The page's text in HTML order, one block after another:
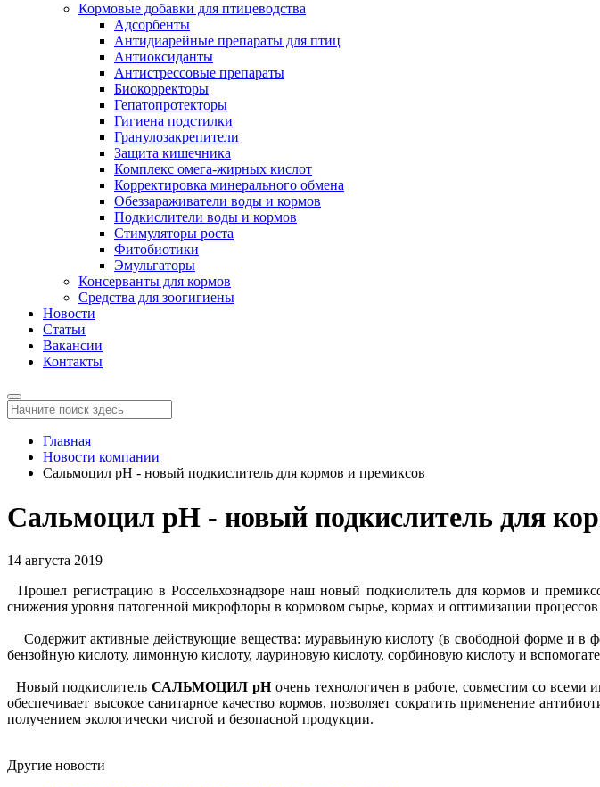
Кормовые добавки для птицеводства
Адсорбенты
Антидиарейные препараты для птиц
Антиоксиданты
Антистрессовые препараты
Биокорректоры
Гепатопротекторы
Гигиена подстилки
Гранулозакрепители
Защита кишечника
Комплекс омега-жирных кислот
Корректировка минерального обмена
Обеззараживатели воды и кормов
Подкислители воды и кормов
Стимуляторы роста
Фитобиотики
Эмульгаторы
Консерванты для кормов
Средства для зоогигиены
Новости
Статьи
Вакансии
Контакты
Главная
Новости компании
Сальмоцил pH - новый подкислитель для кормов и премиксов
Сальмоцил pH - новый подкислитель для
14 августа 2019
Прошел регистрацию в Россельхознадзоре наш новый подкислитель для кормов и
снижения уровня патогенной микрофлоры в кормовом сырье, кормах и оптимизации
Содержит активные действующие вещества: муравьиную кислоту (в свободной форме и в
бензойную кислоту, лимонную кислоту, лауриновую кислоту, сорбиновую кислоту и
Новый подкислительСАЛЬМОЦИЛ pHочень технологичен в работе, совместим со
обеспечивает высокое санитарное качество кормов, позволяет сократить применение
получением экологически чистой и безопасной продукции.
Другие новости